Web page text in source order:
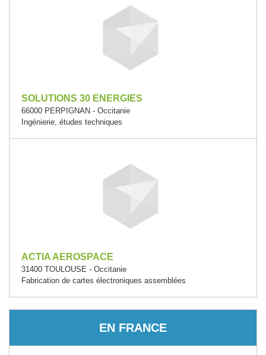
SOLUTIONS 30 ENERGIES
66000 PERPIGNAN - Occitanie
Ingénierie, études techniques
ACTIA AEROSPACE
31400 TOULOUSE - Occitanie
Fabrication de cartes électroniques assemblées
EN FRANCE